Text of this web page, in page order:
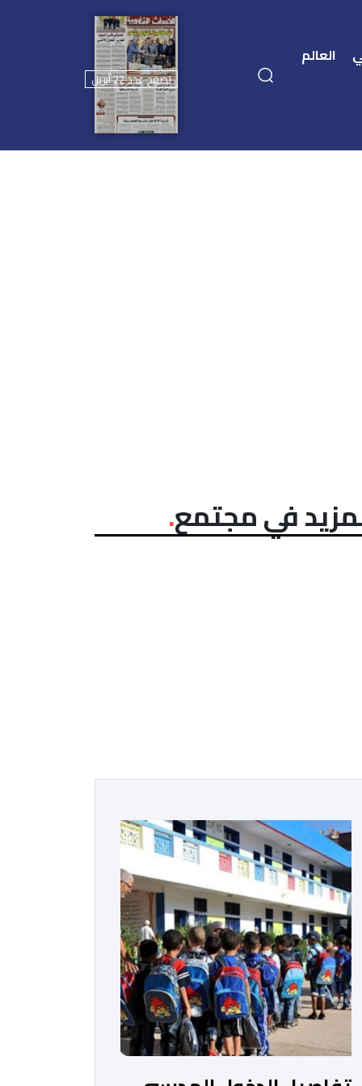
العالم
تصفح عدد 22 أبريل
في مجتمع